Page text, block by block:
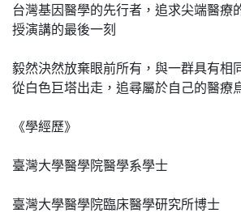
台灣基因醫學的先行者，追求尖端醫療
授演講的最後一刻
毅然決然放棄眼前所有，與一群具有相
從白色巨塔出走，追尋屬於自己的醫療
《學經歷》
臺灣大學醫學院醫學系學士
臺灣大學醫學院臨床醫學研究所博士